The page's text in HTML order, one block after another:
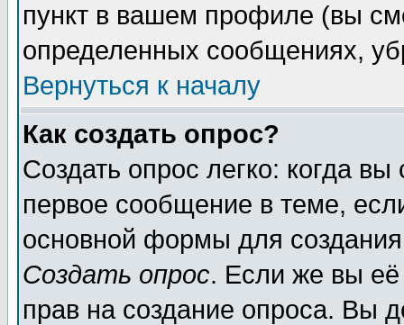
пункт в вашем профиле (вы
определенных сообщениях,
Вернуться к началу
Как создать опрос?
Создать опрос легко: когда
первое сообщение в теме,
основной формы для
Создать опрос. Если же вы её
прав на создание опроса. Вы